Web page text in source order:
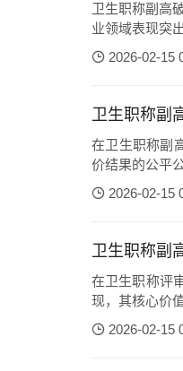
卫生职称副高
业领域表现突
2026-02-15
卫生职称副
在卫生职称副
价结果的公平
2026-02-15
卫生职称副
在卫生职称评
现，其核心价
2026-02-15